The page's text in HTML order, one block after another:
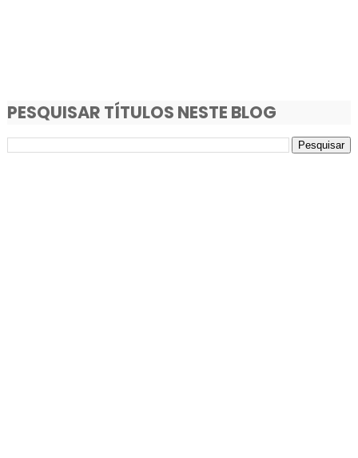
PESQUISAR TÍTULOS NESTE BLOG